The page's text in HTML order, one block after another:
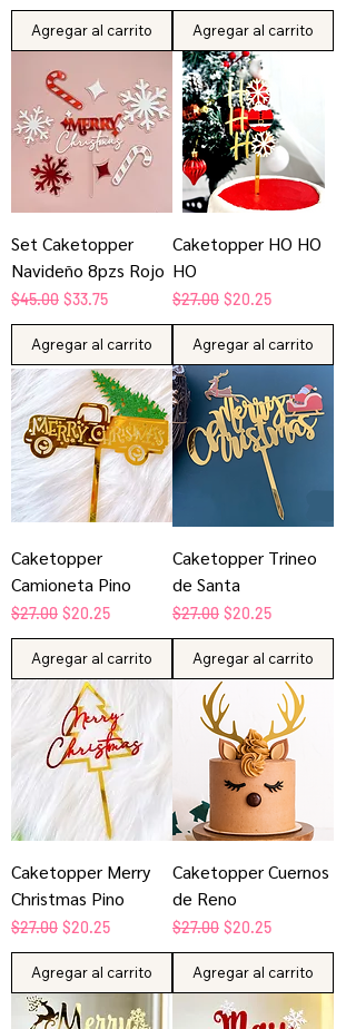
Agregar al carrito Agregar al carrito
Set Caketopper
Navideño 8pzs Rojo
Precio
$45.00 Precio de oferta
$33.75
Agregar al carrito
Caketopper HO HO
HO
Precio
$27.00 Precio de oferta
$20.25
Agregar al carrito
Caketopper
Camioneta Pino
Precio
$27.00 Precio de oferta
$20.25
Agregar al carrito
Caketopper Trineo
de Santa
Precio
$27.00 Precio de oferta
$20.25
Agregar al carrito
Caketopper Merry
Christmas Pino
Precio
$27.00 Precio de oferta
$20.25
Agregar al carrito
Caketopper Cuernos
de Reno
Precio
$27.00 Precio de oferta
$20.25
Agregar al carrito